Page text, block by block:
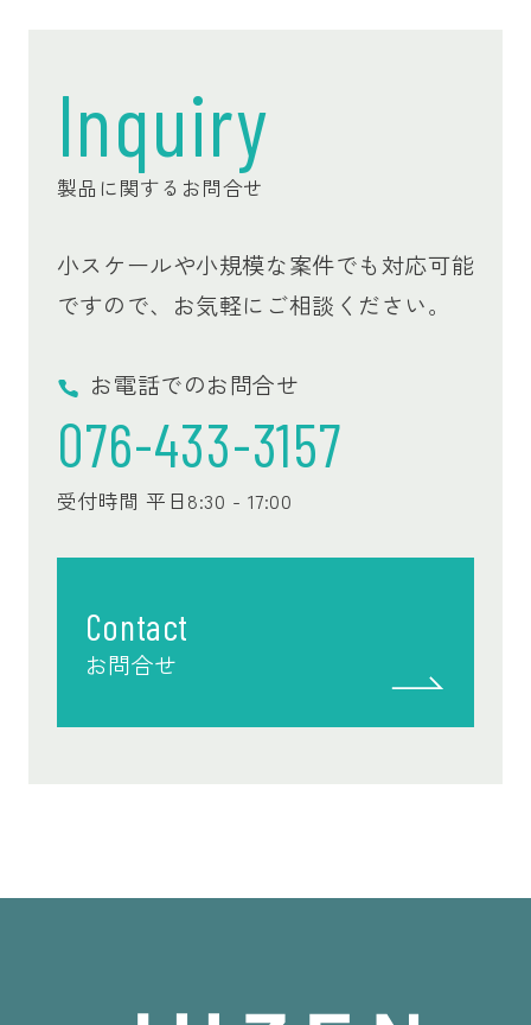
製品に関するお問合せ
Inquiry
小スケールや小規模な案件でも対応可能
ですので、 お気軽にご相談ください。
お電話でのお問合せ
076-433-3157
受付時間 平日8:30 - 17:00
お問合せ
Contact